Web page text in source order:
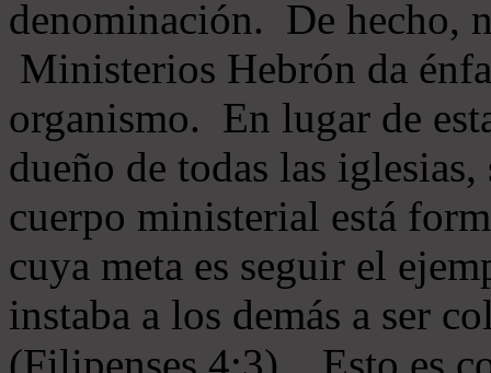
denominación. De hecho,
Ministerios Hebrón da
organismo. En lugar de
dueño de todas las
cuerpo ministerial está
cuya meta es seguir el
instaba a los demás a ser